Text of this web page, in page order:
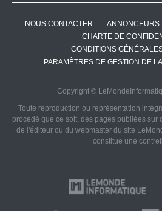
NOUS CONTACTER ANNONCEURS
CHARTE DE
CONDITIONS
PARAMÈTRES DE GESTION DE
Copyright ©
Toute reproduction ou représentation
procédé que ce soit, des pages publiées sur
de l'éditeur ou du webmaster du site
constitue une